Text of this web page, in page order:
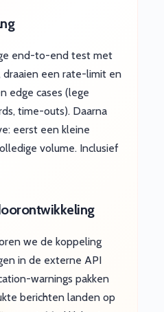
end-to-end test met
een rate-limit en
edge cases (lege
time-outs). Daarna
eerst een kleine
volume. Inclusief
we de koppeling
in de externe API
warnings pakken
berichten landen op